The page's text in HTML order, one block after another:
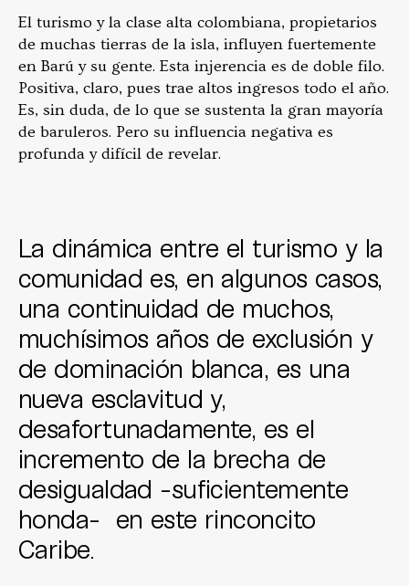
El turismo y la clase alta colombiana, propietarios
de muchas tierras de la isla, influyen fuertemente
en Barú y su gente. Esta injerencia es de doble filo.
Positiva, claro, pues trae altos ingresos todo el año.
Es, sin duda, de lo que se sustenta la gran mayoría
de baruleros. Pero su influencia negativa es
profunda y difícil de revelar.
La dinámica entre el turismo y la
comunidad es, en algunos casos,
una continuidad de muchos,
muchísimos años de exclusión y
de dominación blanca, es una
nueva esclavitud y,
desafortunadamente, es el
incremento de la brecha de
desigualdad -suficientemente
honda- en este rinconcito
Caribe.